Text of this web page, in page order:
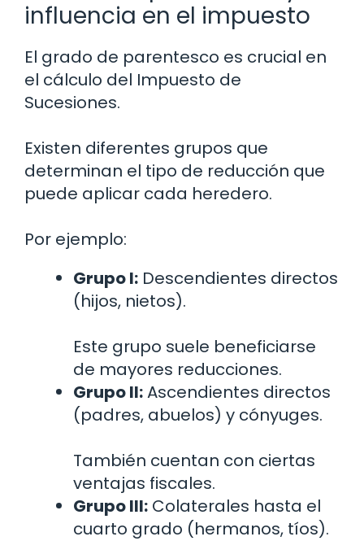
influencia en el impuesto
El grado de parentesco es crucial en
el cálculo del Impuesto de
Sucesiones.
Existen diferentes grupos que
determinan el tipo de reducción que
puede aplicar cada heredero.
Por ejemplo:
Grupo I: Descendientes directos
(hijos, nietos).
Este grupo suele beneficiarse
de mayores reducciones.
Grupo II:Ascendientes directos
(padres, abuelos) y cónyuges.
También cuentan con ciertas
ventajas fiscales.
Grupo III: Colaterales hasta el
cuarto grado (hermanos, tíos).